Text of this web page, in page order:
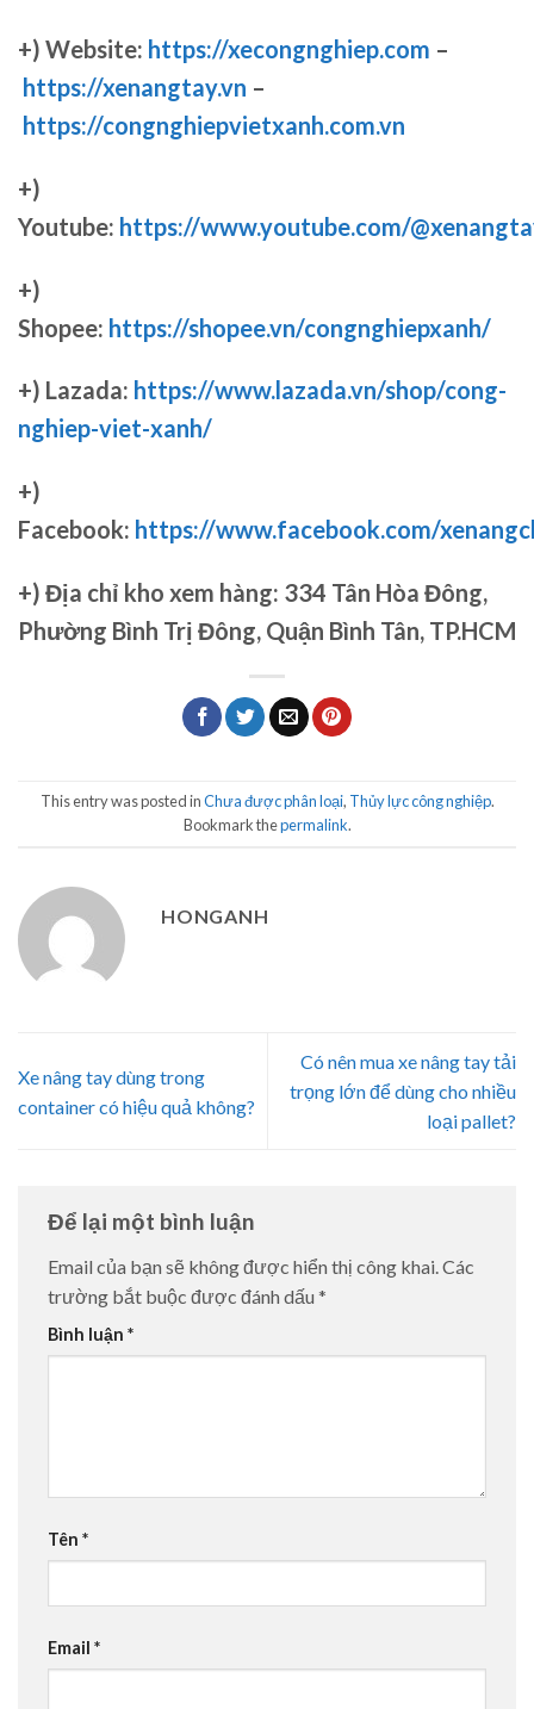
+) Website: https://xecongnghiep.com –
https://xenangtay.vn –
https://congnghiepvietxanh.com.vn
+)
Youtube: https://www.youtube.com/
+)
Shopee: https://shopee.vn/congnghiepxanh/
+) Lazada: https://www.lazada.vn/shop/cong-
nghiep-viet-xanh/
+)
Facebook: https://www.facebook.com/
+) Địa chỉ kho xem hàng: 334 Tân Hòa Đông,
Phường Bình Trị Đông, Quận Bình Tân, TP.HCM
This entry was posted inChưa được phân loại, Thủy lực công nghiệp.
Bookmark thepermalink.
HONGANH
Xe nâng tay dùng trong
container có hiệu quả không?
Có nên mua xe nâng tay tải
trọng lớn để dùng cho nhiều
loại pallet?
Để lại một bình luận
Email của bạn sẽ không được hiển thị công khai.Các
trường bắt buộc được đánh dấu *
Bình luận *
Tên *
Email *